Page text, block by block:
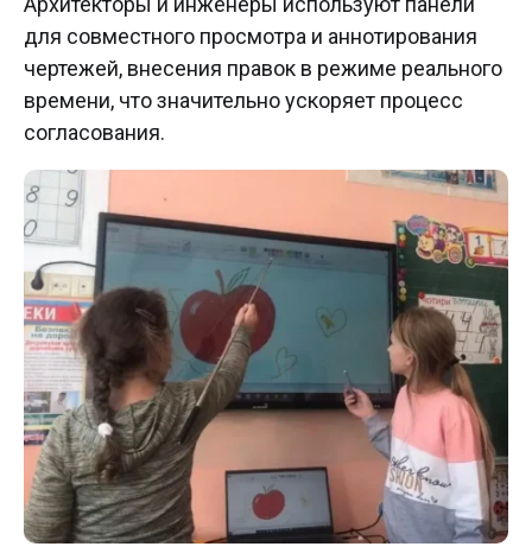
для совместного просмотра и аннотирования
чертежей, внесения правок в режиме реального
времени, что значительно ускоряет процесс
согласования.